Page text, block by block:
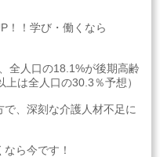
！！学び・働くなら
全人口の18.1%が後期高齢
は全人口の30.3％予想）
、深刻な介護人材不足に
ら今です！